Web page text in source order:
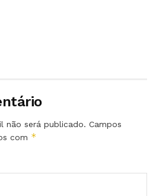
não será publicado. Campos
com *